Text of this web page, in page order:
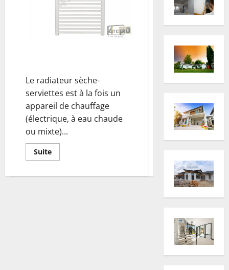
Le radiateur sèche-
serviettes est à la fois un
appareil de chauffage
(électrique, à eau chaude
ou mixte)...
SuiteEn
savoir
Quel